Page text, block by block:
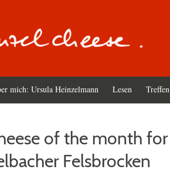
mich: Ursula Heinzelmann Lesen Treffen
of the month
Felsbrocken